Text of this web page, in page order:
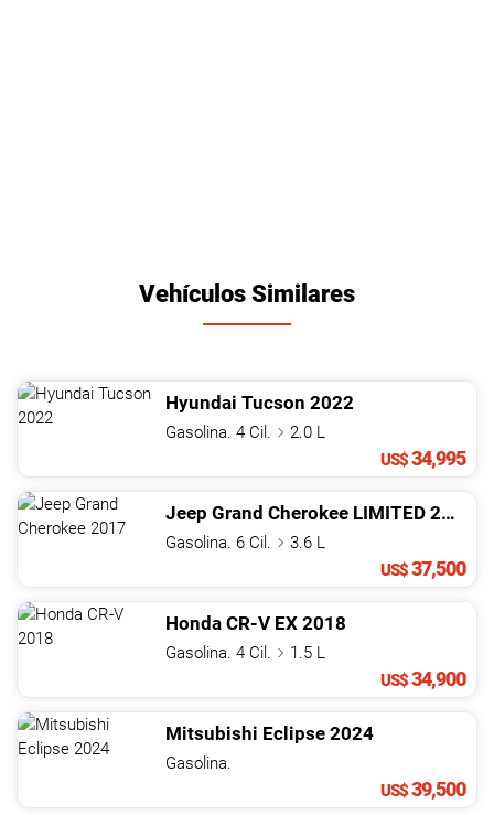
Vehículos Similares
Hyundai Tucson 2022
Gasolina. 4 Cil.
2.0 L
US$34,995
Jeep Grand Cherokee LIMITED 2017
Gasolina. 6 Cil.
3.6 L
US$37,500
Honda CR-V EX 2018
Gasolina. 4 Cil.
1.5 L
US$34,900
Mitsubishi Eclipse 2024
Gasolina.
US$39,500